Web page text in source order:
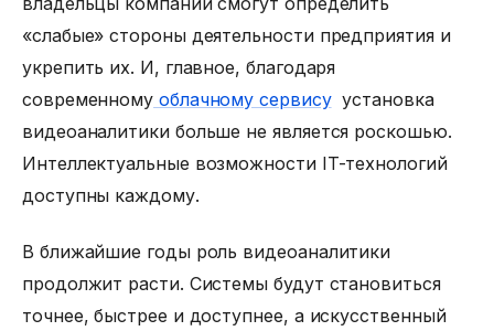
«слабые» стороны деятельности предприятия и
укрепить их. И, главное, благодаря
современному облачному сервису установка
видеоаналитики больше не является роскошью.
Интеллектуальные возможности IT-технологий
доступны каждому.
В ближайшие годы роль видеоаналитики
продолжит расти. Системы будут становиться
точнее, быстрее и доступнее, а искусственный